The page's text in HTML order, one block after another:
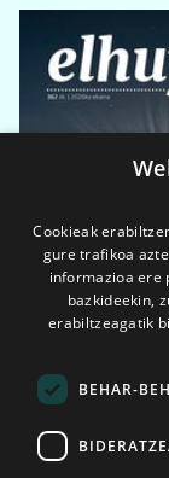
2026ko eka. 1a
Cookieak
gure trafikoa
informazioa ere
bazkideekin,
erabiltzeagatik
BEHAR-